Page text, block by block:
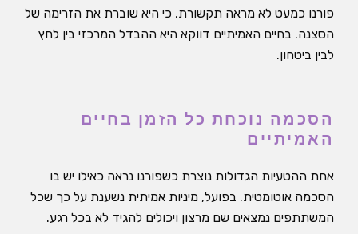
פורנו כמעט לא מראה תקשורת, כי היא שוברת את הזרימה של
הסצנה. בחיים האמיתיים דווקא היא ההבדל המרכזי בין לחץ
לבין ביטחון.
הסכמה נוכחת כל הזמן בחיים
האמיתיים
אחת ההטעיות הגדולות נוצרת כשפורנו נראה כאילו יש בו
הסכמה אוטומטית. בפועל, מיניות אמיתית נשענת על כך שכל
המשתתפים נמצאים שם מרצון ויכולים להגיד לא בכל רגע.